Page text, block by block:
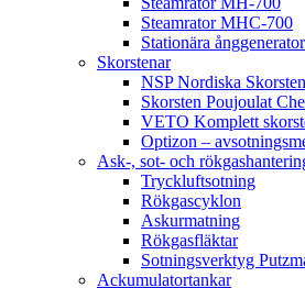
Steamrator MHC-700
Stationära
Skorstenar
NSP Nordiska
Skorsten Poujoulat
VETO Komplett
Optizon –
Ask-, sot- och
Tryckluftsotning
Rökgascyklon
Askurmatning
Rökgasfläktar
Sotningsverktyg
Ackumulatortankar